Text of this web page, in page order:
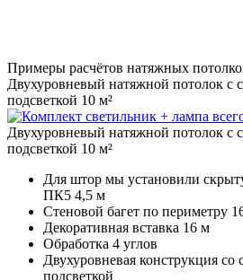
Примеры расчётов натяжных
Двухуровневый натяжной потолок с
подсветкой 10 м²
Двухуровневый натяжной потолок с
подсветкой 10 м²
Для штор мы установили
ПК5 4,5 м
Стеновой багет по периметру
Декоративная вставка 16 м
Обработка 4 углов
Двухуровневая конструкция со
подсветкой